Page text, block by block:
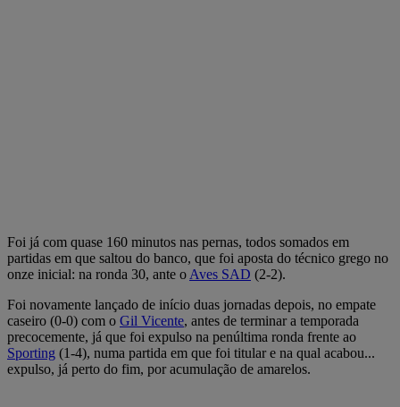
Foi já com quase 160 minutos nas pernas, todos somados em
partidas em que saltou do banco, que foi aposta do técnico grego no
onze inicial: na ronda 30, ante o Aves SAD (2-2).
Foi novamente lançado de início duas jornadas depois, no empate
caseiro (0-0) com o Gil Vicente, antes de terminar a temporada
precocemente, já que foi expulso na penúltima ronda frente ao
Sporting (1-4), numa partida em que foi titular e na qual acabou...
expulso, já perto do fim, por acumulação de amarelos.